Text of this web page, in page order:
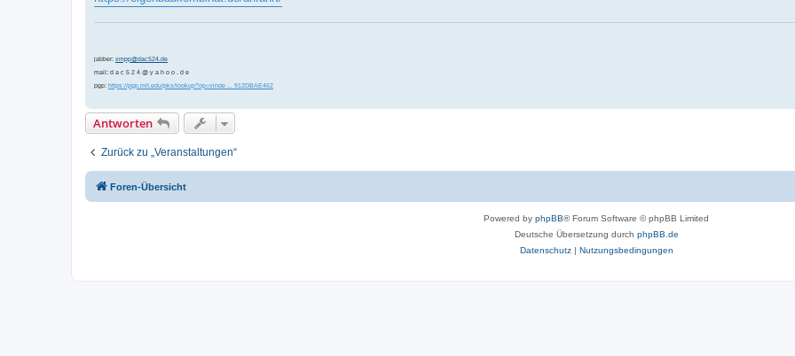
jabber: xmpp@dac524.de
mail: d a c 5 2 4 @ y a h o o . d e
pgp: https://pgp.mit.edu/pks/lookup?op=vinde ... 912DBAE462
Antworten
Zurück zu „Veranstaltungen“
Foren-Übersicht
Powered by phpBB® Forum Software © phpBB Limited
Deutsche Übersetzung durch phpBB.de
Datenschutz| Nutzungsbedingungen